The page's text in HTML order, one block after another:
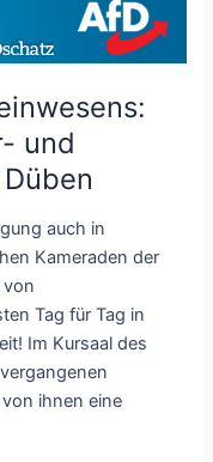
und
auch in
Kameraden der
von
Tag für Tag in
Im Kursaal des
ihnen eine